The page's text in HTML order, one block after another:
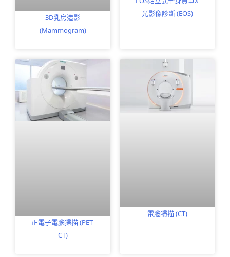
3D乳房造影
(Mammogram)
光影像診斷 (EOS)
正電子電腦掃描 (PET-
CT)
電腦掃描 (CT)